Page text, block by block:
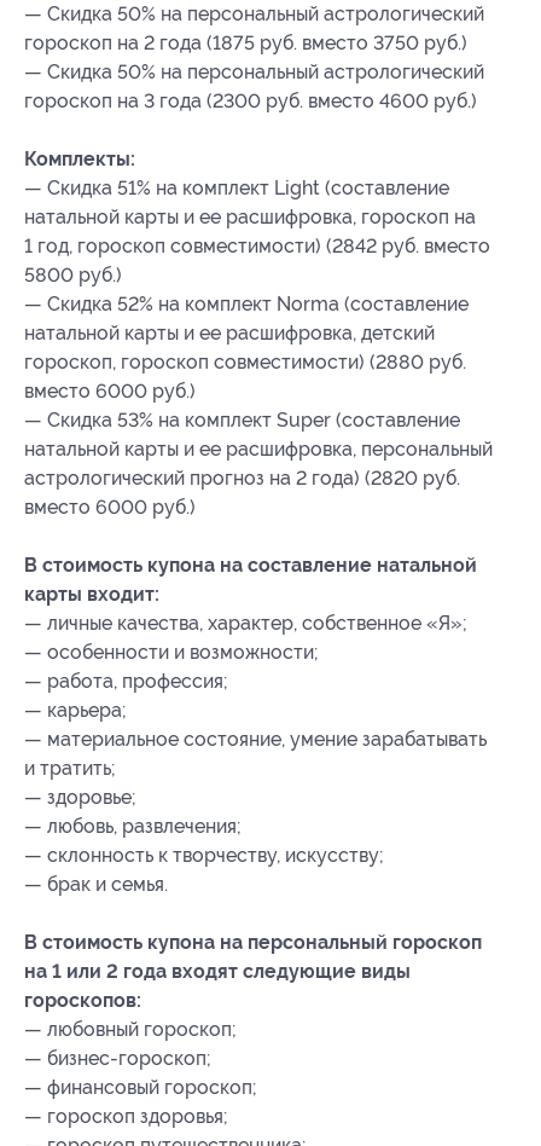
— Скидка 50% на персональный астрологический
гороскоп на 2 года (1875 руб. вместо 3750 руб.)
— Скидка 50% на персональный астрологический
гороскоп на 3 года (2300 руб. вместо 4600 руб.)
Комплекты:
— Скидка 51% на комплект Light (составление
натальной карты и ее расшифровка, гороскоп на
1 год, гороскоп совместимости) (2842 руб. вместо
5800 руб.)
— Скидка 52% на комплект Norma (составление
натальной карты и ее расшифровка, детский
гороскоп, гороскоп совместимости) (2880 руб.
вместо 6000 руб.)
— Скидка 53% на комплект Super (составление
натальной карты и ее расшифровка, персональный
астрологический прогноз на 2 года) (2820 руб.
вместо 6000 руб.)
В стоимость купона на составление натальной
карты входит:
— личные качества, характер, собственное «Я»;
— особенности и возможности;
— работа, профессия;
— карьера;
— материальное состояние, умение зарабатывать
и тратить;
— здоровье;
— любовь, развлечения;
— склонность к творчеству, искусству;
— брак и семья.
В стоимость купона на персональный гороскоп
на 1 или 2 года входят следующие виды
гороскопов:
— любовный гороскоп;
— бизнес-гороскоп;
— финансовый гороскоп;
— гороскоп здоровья;